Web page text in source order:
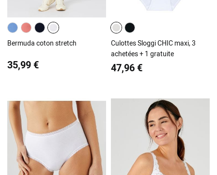
Bermuda coton stretch
35,99 €
Culottes Sloggi CHIC maxi, 3
achetées + 1 gratuite
47,96 €